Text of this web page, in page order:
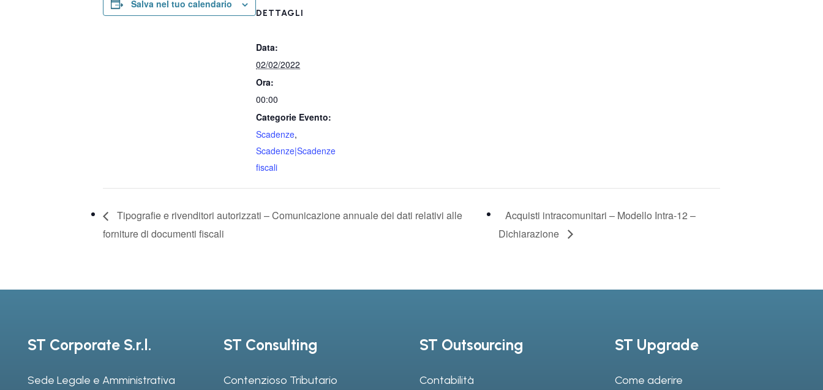
Salva nel tuo calendario
DETTAGLI
Data:
02/02/2022
Ora:
00:00
Categorie Evento:
Scadenze,
Scadenze|Scadenze
fiscali
Tipografie e rivenditori autorizzati – Comunicazione annuale dei dati relativi alle
forniture di documenti fiscali
Acquisti intracomunitari – Modello Intra-12 –
Dichiarazione
ST Corporate S.r.l.
Sede Legale e Amministrativa
ST Consulting
Contenzioso Tributario
ST Outsourcing
Contabilità
ST Upgrade
Come aderire